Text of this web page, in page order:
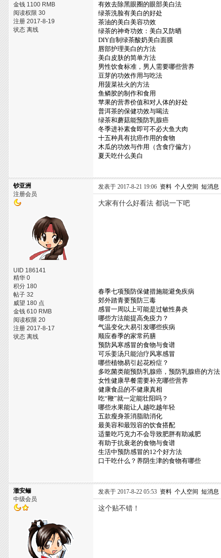
金钱 1100 RMB
阅读权限 30
注册 2017-8-19
状态 离线
有效去除黑眼圈的眼部美白法
绿茶洗脸有美白的好处
茶油的美白美容功效
绿茶的神奇功效：美白又防晒
DIY自制绿茶酸奶美白面膜
唇部护理美白的方法
美白皮肤的简单方法
男性饮食标准，男人需要哪些营养
豆芽的功效作用与吃法
用菠菜祛火的方法
鱼鳞胶的制作和食用
苹果的营养价值和对人体的好处
普洱茶的保健功效与喝法
绿茶和蘑菇能预防乳腺癌
冬季进补素食即可不必大鱼大肉
十五种具有抗癌作用的食物
木瓜的功效与作用（含食疗偏方）
夏天吃什么美白
钞亚洲
注册会员
UID 186141
精华 0
积分 180
帖子 32
威望 180 点
金钱 610 RMB
阅读权限 20
注册 2017-8-17
状态 离线
发表于 2017-8-21 19:06 资料 个人空间 短消息
大家有什么好看法 都说一下吧
春季七项预防保健措施能避免疾病
郊外踏青要预防三毒
感冒一周以上可能是过敏性鼻炎
哪些方法能提高免疫力？
气温变化大易引发哪些疾病
顺应春季的家常药膳
预防风寒感冒的食物与食谱
可乐姜汤只能治疗风寒感冒
哪些植物易引起花粉症？
多吃菌类能预防乳腺癌，预防乳腺癌的方法
女性健康早餐需要补充哪些营养
健康食品的不健康真相
吃“鞭”就一定能壮阳吗？
哪些水果能让人越吃越年轻
五款瘦身茶消脂助消化
最美容和最毁容的饮食搭配
适量吃巧克力不会导致肥胖有助减肥
有助于抗衰老的食物与食谱
生活中预防感冒的12个好方法
口干吃什么？养阴生津的食物有哪些
澈安鲡
中级会员
发表于 2017-8-22 05:53 资料 个人空间 短消息
这个贴不错！